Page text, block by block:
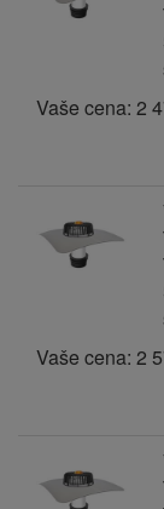
Vaše cena: 2
Vaše cena: 2